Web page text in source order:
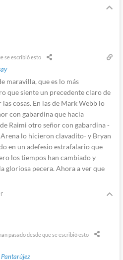
se escribió esto
maravilla, que es lo más
que siente un precedente claro de
cosas. En las de Mark Webb lo
con gabardina que hacia
Raimi otro señor con gabardina -
lo hicieron clavadito- y Bryan
en un adefesio estrafalario que
los tiempos han cambiado y
gloriosa pecera. Ahora a ver que
pasado desde que se escribió esto
Pantarújez